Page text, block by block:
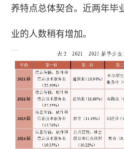
养特点总体契合。近两年毕
业的人数稍有增加。